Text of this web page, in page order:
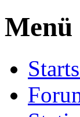
Menü